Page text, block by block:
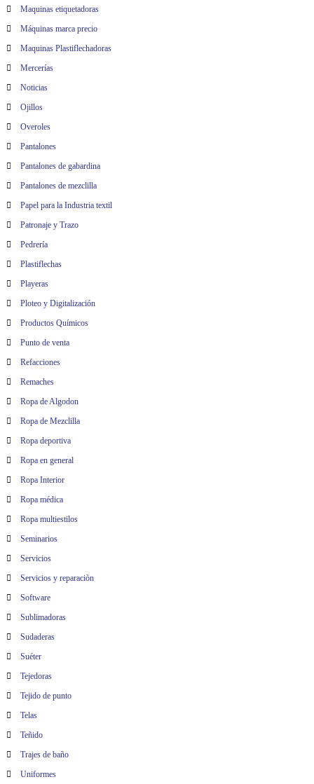
Maquinas etiquetadoras
Máquinas marca precio
Maquinas Plastiflechadoras
Mercerías
Noticias
Ojillos
Overoles
Pantalones
Pantalones de gabardina
Pantalones de mezclilla
Papel para la Industria textil
Patronaje y Trazo
Pedrería
Plastiflechas
Playeras
Ploteo y Digitalización
Productos Químicos
Punto de venta
Refacciones
Remaches
Ropa de Algodon
Ropa de Mezclilla
Ropa deportiva
Ropa en general
Ropa Interior
Ropa médica
Ropa multiestilos
Seminarios
Servicios
Servicios y reparaciòn
Software
Sublimadoras
Sudaderas
Suéter
Tejedoras
Tejido de punto
Telas
Teñido
Trajes de baño
Uniformes